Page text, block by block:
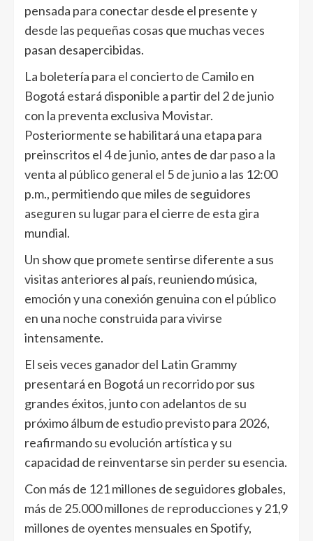
pensada para conectar desde el presente y
desde las pequeñas cosas que muchas veces
pasan desapercibidas.
La boletería para el concierto de Camilo en
Bogotá estará disponible a partir del 2 de junio
con la preventa exclusiva Movistar.
Posteriormente se habilitará una etapa para
preinscritos el 4 de junio, antes de dar paso a la
venta al público general el 5 de junio a las 12:00
p.m., permitiendo que miles de seguidores
aseguren su lugar para el cierre de esta gira
mundial.
Un show que promete sentirse diferente a sus
visitas anteriores al país, reuniendo música,
emoción y una conexión genuina con el público
en una noche construida para vivirse
intensamente.
El seis veces ganador del Latin Grammy
presentará en Bogotá un recorrido por sus
grandes éxitos, junto con adelantos de su
próximo álbum de estudio previsto para 2026,
reafirmando su evolución artística y su
capacidad de reinventarse sin perder su esencia.
Con más de 121 millones de seguidores globales,
más de 25.000 millones de reproducciones y 21,9
millones de oyentes mensuales en Spotify,